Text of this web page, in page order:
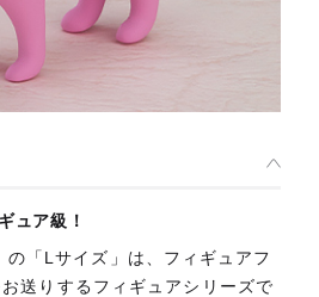
ュア級！
の「Lサイズ」は、フィギュアフ
送りするフィギュアシリーズで